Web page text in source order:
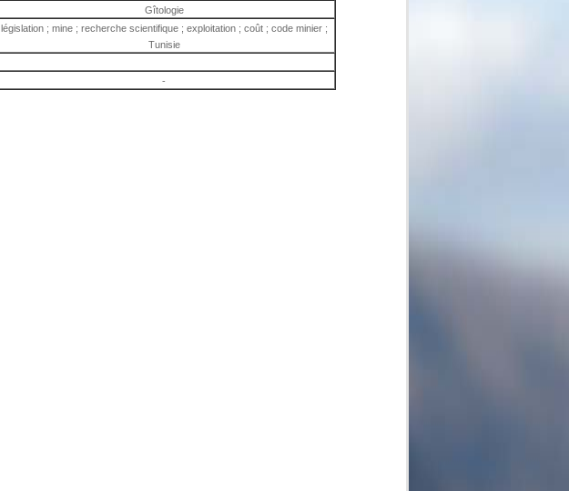
Gîtologie
législation ; mine ; recherche scientifique ; exploitation ; coût ; code minier ;
Tunisie
-